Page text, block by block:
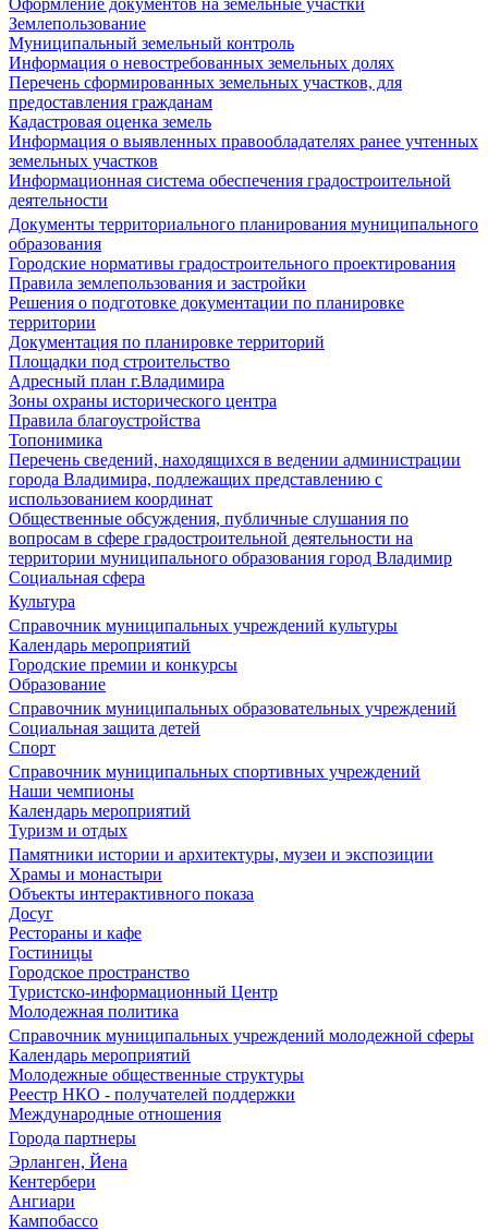
Оформление документов на земельные участки
Землепользование
Муниципальный земельный контроль
Информация о невостребованных земельных долях
Перечень сформированных земельных участков, для
предоставления гражданам
Кадастровая оценка земель
Информация о выявленных правообладателях ранее учтенных
земельных участков
Информационная система обеспечения градостроительной
деятельности
Документы территориального планирования муниципального
образования
Городские нормативы градостроительного проектирования
Правила землепользования и застройки
Решения о подготовке документации по планировке
территории
Документация по планировке территорий
Площадки под строительство
Адресный план г.Владимира
Зоны охраны исторического центра
Правила благоустройства
Топонимика
Перечень сведений, находящихся в ведении администрации
города Владимира, подлежащих представлению с
использованием координат
Общественные обсуждения, публичные слушания по
вопросам в сфере градостроительной деятельности на
территории муниципального образования город Владимир
Социальная сфера
Культура
Справочник муниципальных учреждений культуры
Календарь мероприятий
Городские премии и конкурсы
Образование
Справочник муниципальных образовательных учреждений
Социальная защита детей
Спорт
Справочник муниципальных спортивных учреждений
Наши чемпионы
Календарь мероприятий
Туризм и отдых
Памятники истории и архитектуры, музеи и экспозиции
Храмы и монастыри
Объекты интерактивного показа
Досуг
Рестораны и кафе
Гостиницы
Городское пространство
Туристско-информационный Центр
Молодежная политика
Справочник муниципальных учреждений молодежной сферы
Календарь мероприятий
Молодежные общественные структуры
Реестр НКО - получателей поддержки
Международные отношения
Города партнеры
Эрланген, Йена
Кентербери
Ангиари
Кампобассо